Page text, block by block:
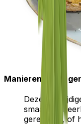
Manieren om te
Deze
smaak en
gerechten, of